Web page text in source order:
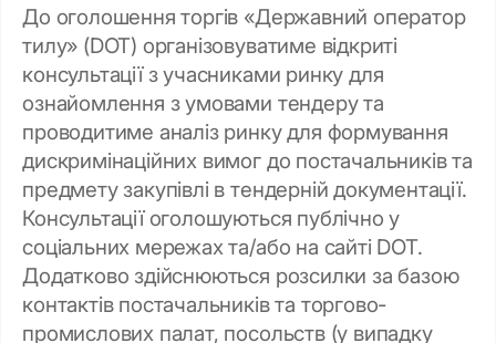
До оголошення торгів «Державний оператор
тилу» (DOT) організовуватиме відкриті
консультації з учасниками ринку для
ознайомлення з умовами тендеру та
проводитиме аналіз ринку для формування
дискримінаційних вимог до постачальників та
предмету закупівлі в тендерній документації.
Консультації оголошуються публічно у
соціальних мережах та/або на сайті DOT.
Додатково здійснюються розсилки за базою
контактів постачальників та торгово-
промислових палат, посольств (у випадку